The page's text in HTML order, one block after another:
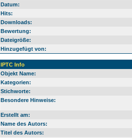
Datum:
Hits:
Downloads:
Bewertung:
Dateigröße:
Hinzugefügt von:
IPTC Info
Objekt Name:
Kategorien:
Stichworte:
Besondere Hinweise:
Erstellt am:
Name des Autors:
Titel des Autors: